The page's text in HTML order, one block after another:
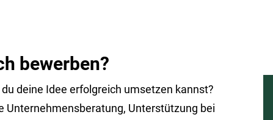
bewerben?
deine Idee erfolgreich umsetzen kannst?
Unternehmensberatung, Unterstützung bei